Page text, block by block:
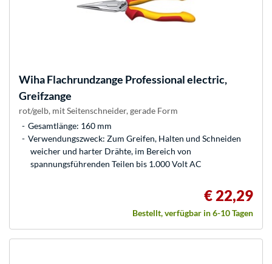
WihaFlachrundzange Professional electric,
Greifzange
rot/gelb, mit Seitenschneider, gerade Form
Gesamtlänge: 160 mm
Verwendungszweck: Zum Greifen, Halten und Schneiden
weicher und harter Drähte, im Bereich von
spannungsführenden Teilen bis 1.000 Volt AC
€ 22,29
Bestellt, verfügbar in 6-10 Tagen